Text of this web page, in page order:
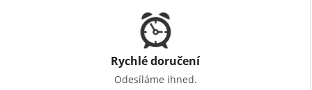
Rychlé doručení
Odesíláme ihned.